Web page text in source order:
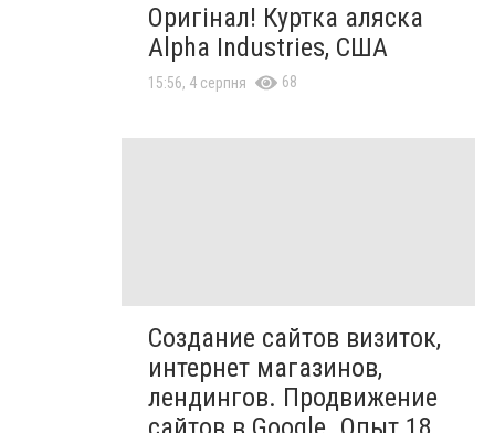
Оригінал! Куртка аляска
Alpha Industries, США
15:56, 4 серпня 68
Создание сайтов визиток,
интернет магазинов,
лендингов. Продвижение